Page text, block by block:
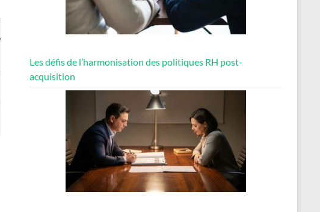
Les défis de l’harmonisation des politiques RH post-
acquisition